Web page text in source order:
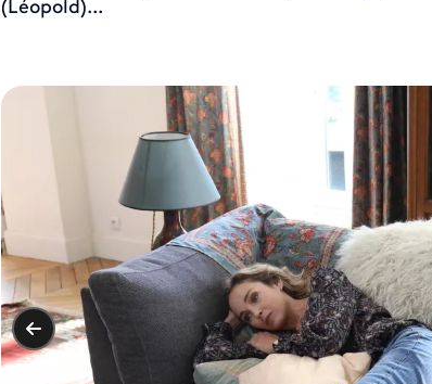
(Léopold)...